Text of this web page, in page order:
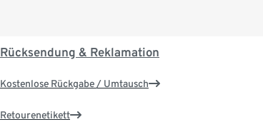
Rücksendung & Reklamation
Kostenlose Rückgabe / Umtausch
Retourenetikett